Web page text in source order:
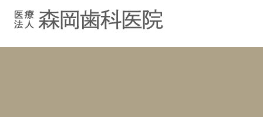
むし歯治療
小児歯科
院長紹介 院内紹介
院長ブログ スタッフブ